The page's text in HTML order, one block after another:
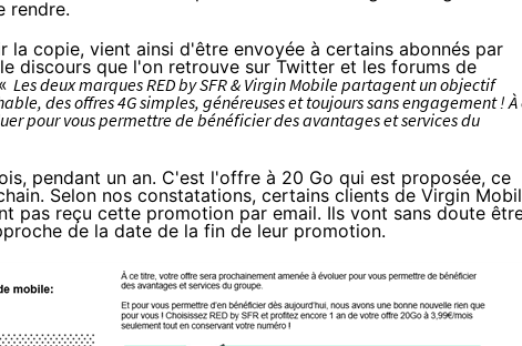
rendre.
copie, vient ainsi d'être envoyée à certains abonnés par
discours que l'on retrouve sur Twitter et les forums de
Les deux marquesREDbySFR& Virgin Mobilepartagent un objectif
des offres4Gsimples, généreuses et toujours sans engagement ! À
pour vous permettre de bénéficier des avantages et services du
pendant un an. C'est l'offre à 20 Go qui est proposée, ce
Selon nos constatations, certains clients de Virgin
pas reçu cette promotion par email. Ils vont sans doute
de la date de la fin de leur promotion.